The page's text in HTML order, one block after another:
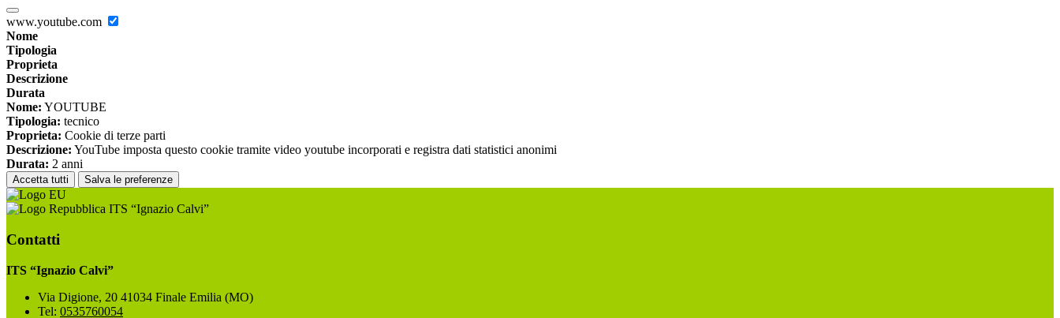
www.youtube.com
Nome
Tipologia
Proprieta
Descrizione
Durata
Nome: YOUTUBE
Tipologia: tecnico
Proprieta: Cookie di terze parti
Descrizione: YouTube imposta questo cookie tramite video youtube incorporati e registra dati statistici anonimi
Durata: 2 anni
Accetta tutti Salva le preferenze
ITS “Ignazio Calvi”
Contatti
ITS “Ignazio Calvi”
Via Digione, 20 41034 Finale Emilia (MO)
Tel: 0535760054